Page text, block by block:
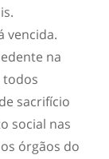
vencida.
na
todos
sacrifício
social nas
órgãos do